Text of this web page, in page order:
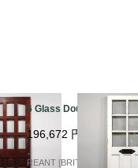
6 Glass Double
196,672 円
REANT [BRITISH VINTA